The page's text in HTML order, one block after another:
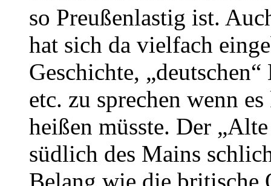
so Preußenlastig ist.
hat sich da vielfach
Geschichte,
etc. zu sprechen wenn
heißen müsste. Der
südlich des Mains